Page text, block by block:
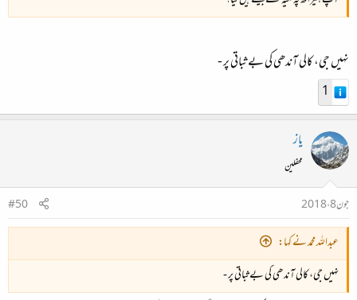
نہیں جی، کالی آندھی کی بے ثباتی پر -
1
یاز
محفلین
جون 8، 2018
#50
عبداللہ محمد نے کہا:
نہیں جی، کالی آندھی کی بے ثباتی پر -